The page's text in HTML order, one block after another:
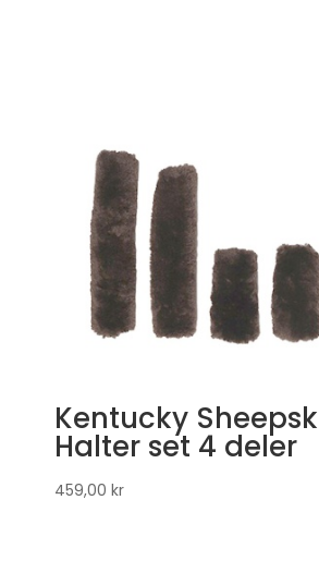
Kentucky
Halter set 4 deler
459,00 kr